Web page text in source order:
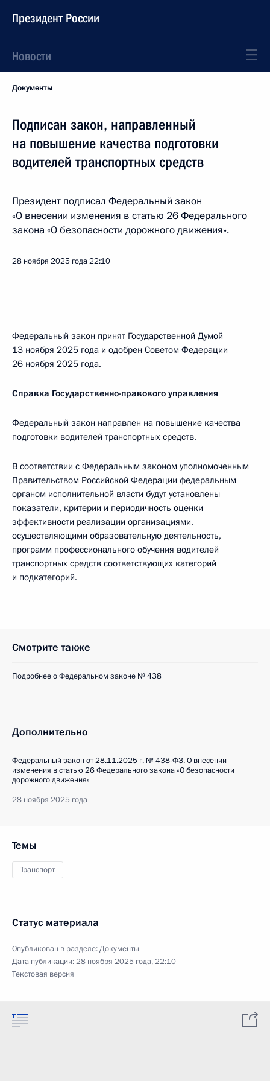
Президент России
Новости
Документы
Подписан закон, направленный
на повышение качества подготовки
водителей транспортных средств
Президент подписал Федеральный закон
«О внесении изменения в статью 26 Федерального
закона «О безопасности дорожного движения».
28 ноября 2025 года22:10
Федеральный закон принят Государственной Думой
13 ноября 2025 года и одобрен Советом Федерации
26 ноября 2025 года.
Справка Государственно-правового управления
Федеральный закон направлен на повышение качества
подготовки водителей транспортных средств.
В соответствии с Федеральным законом уполномоченным
Правительством Российской Федерации федеральным
органом исполнительной власти будут установлены
показатели, критерии и периодичность оценки
эффективности реализации организациями,
осуществляющими образовательную деятельность,
программ профессионального обучения водителей
транспортных средств соответствующих категорий
и подкатегорий.
Смотрите также
Подробнее о Федеральном законе № 438
Дополнительно
Федеральный закон от 28.11.2025 г. № 438-ФЗ. О внесении
изменения в статью 26 Федерального закона «О безопасности
дорожного движения»
28 ноября 2025 года
Темы
Транспорт
Статус материала
Опубликован в разделе:Документы
Дата публикации:28 ноября 2025 года, 22:10
Текстовая версия